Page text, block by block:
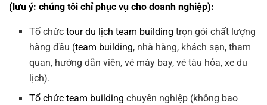
(lưu ý: chúng tôi chỉ phục vụ cho doanh nghiệp):
Tổ chứctour du lịch team building trọn gói chất lượng
hàng đầu (team building, nhà hàng, khách sạn, tham
quan, hướng dẫn viên, vé máy bay, vé tàu hỏa, xe du
lịch).
Tổ chức team building chuyên nghiệp (không bao